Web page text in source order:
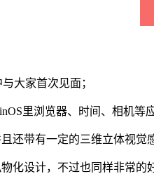
大家首次见面；
里浏览器、时间、相机等
还带有一定的三维立体视觉
化设计，不过也同样非常的